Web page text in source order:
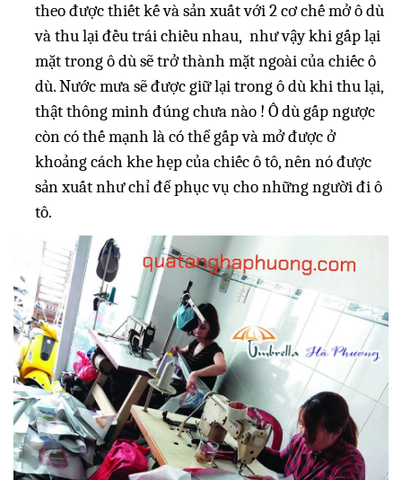
theo được thiết kế và sản xuất với 2 cơ chế mở ô dù
và thu lại đều trái chiều nhau, như vậy khi gấp lại
mặt trong ô dù sẽ trở thành mặt ngoài của chiếc ô
dù. Nước mưa sẽ được giữ lại trong ô dù khi thu lại,
thật thông minh đúng chưa nào ! Ô dù gấp ngược
còn có thế mạnh là có thể gấp và mở được ở
khoảng cách khe hẹp của chiếc ô tô, nên nó được
sản xuất như chỉ để phục vụ cho những người đi ô
tô.